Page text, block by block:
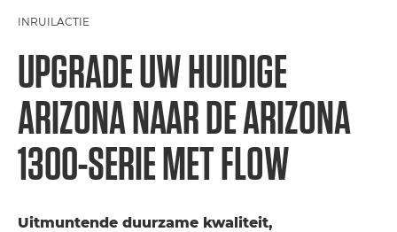
INRUILACTIE
UPGRADE UW HUIDIGE
ARIZONA NAAR DE ARIZONA
1300-SERIE MET FLOW
Uitmuntende duurzame kwaliteit,